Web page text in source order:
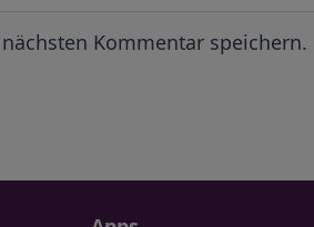
Kommentar speichern.